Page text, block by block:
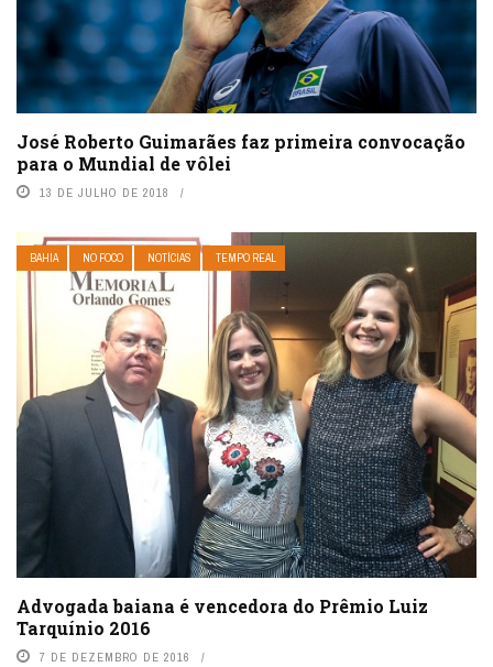
José Roberto Guimarães faz primeira convocação
para o Mundial de vôlei
13 DE JULHO DE 2018
BAHIA NO FOCO NOTÍCIAS TEMPO REAL
Advogada baiana é vencedora do Prêmio Luiz
Tarquínio 2016
7 DE DEZEMBRO DE 2016